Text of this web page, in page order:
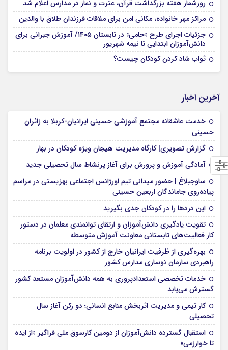
روزشمار هفته بزرگداشت قرآن، عترت و نماز در مدارس اعلام شد
مراکز مهر خانواده، مکانی امن برای ملاقات فرزندان طلاق با والدین
جزئیات اجرای طرح «حامی» در تابستان ۱۴۰۵/ آموزش جبرانی برای
دانش‌آموزان ابتدایی تا نیمه شهریور
ثواب شاد کردن کودکان چیست؟
آخرین اخبار
خدمت عاشقانه مجتمع آموزشی‌ حسینی ایرانیان-کربلا به زائران
حسینی
گزارش تصویری| کارگاه مدیریت هیجان ویژه کودکان در بهار
آمادگی آموزش و پرورش برای آغاز پرنشاط سال تحصیلی جدید
ساوجبلاغ | حضور میدانی تیم اورژانس اجتماعی بهزیستی در مراسم
پیاده‌روی جاماندگان اربعین حسینی
این درد‌ها را در کودکان جدی بگیرید
تقویت یادگیری دانش‌آموزان و ارتقای توانمندی معلمان در دستور
کار فعالیت‌های تابستانی معاونت آموزش متوسطه
بهره‌گیری از ظرفیت ایرانیان خارج از کشور در اولویت برنامه
راهبردی سازمان نوسازی مدارس کشور
خدمات تخصصی استعدادپروری به همه دانش‌آموزان مستعد کشور
گسترش می‌یابد
کار تیمی و مدیریت اثربخش منابع انسانی؛ دو رکن آغاز سال
تحصیلی
استقبال گسترده دانش‌آموزان از دومین کارسوق ملی فراگیر «از ایده
تا خوارزمی»